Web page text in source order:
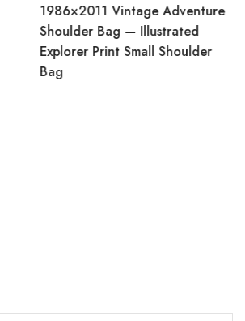
1986×2011 Vintage Adventure
Shoulder Bag — Illustrated
Explorer Print Small Shoulder
Bag